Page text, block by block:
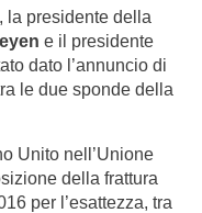
, la presidente della
e il presidente
dato l’annuncio di
le due sponde della
Unito nell’Unione
della frattura
per l’esattezza, tra